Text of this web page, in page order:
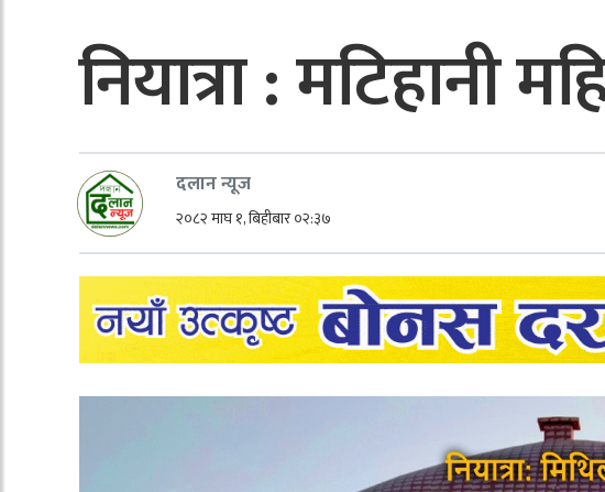
नियात्रा : मटिहानी
दलान न्यूज
२०८२ माघ १, बिहीबार ०२:३७